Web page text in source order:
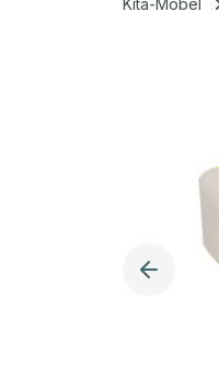
Kita-Möbel